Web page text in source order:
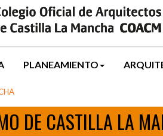
PLANEAMIENTO
DE CASTILLA LA